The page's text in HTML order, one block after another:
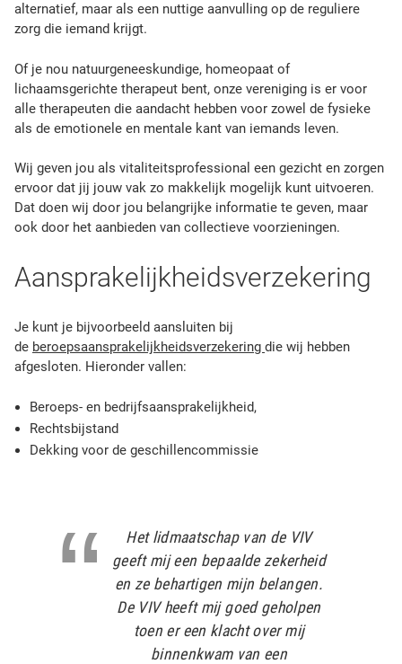
alternatief, maar als een nuttige aanvulling op de reguliere
zorg die iemand krijgt.
Of je nou natuurgeneeskundige, homeopaat of
lichaamsgerichte therapeut bent, onze vereniging is er voor
alle therapeuten die aandacht hebben voor zowel de fysieke
als de emotionele en mentale kant van iemands leven.
Wij geven jou als vitaliteitsprofessional een gezicht en zorgen
ervoor dat jij jouw vak zo makkelijk mogelijk kunt uitvoeren.
Dat doen wij door jou belangrijke informatie te geven, maar
ook door het aanbieden van collectieve voorzieningen.
Aansprakelijkheidsverzekering
Je kunt je bijvoorbeeld aansluiten bij
de beroepsaansprakelijkheidsverzekering die wij hebben
afgesloten. Hieronder vallen:
Beroeps- en bedrijfsaansprakelijkheid,
Rechtsbijstand
Dekking voor de geschillencommissie
Het lidmaatschap van de VIV
geeft mij een bepaalde zekerheid
en ze behartigen mijn belangen.
De VIV heeft mij goed geholpen
toen er een klacht over mij
binnenkwam van een